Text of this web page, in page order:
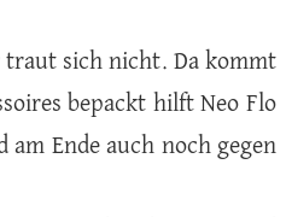
traut sich nicht. Da kommt
bepackt hilft Neo Flo
Ende auch noch gegen